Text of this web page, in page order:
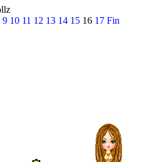
9 10 11 12 13 14 15 16 17 Fin